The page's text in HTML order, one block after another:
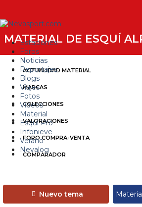
Estaciones
Foros
Noticias
Reportajes
Blogs
Viajes
Fotos
Videos
Material
Esquí Pro
Infonieve
Verano
Nevalog
MATERIAL DE ESQUÍ
ACTUALIDAD MATERIAL
MARCAS
COLECCIONES
VALORACIONES
FORO COMPRA-VENTA
COMPARADOR
Nuevo tema